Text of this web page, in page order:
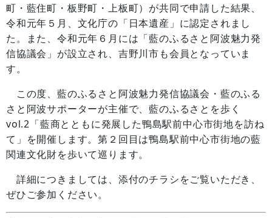
町・藍住町・板野町・上板町）が共同で申請した結果、
令和元年５月、文化庁の「日本遺産」に認定されまし
た。また、令和元年６月には「藍のふるさと阿波魅力発
信協議会」が設立され、吉野川市も会員となっていま
す。
この度、藍のふるさと阿波魅力発信協議会・藍のふる
さと阿波サポーターが主催で、藍のふるさとを歩く
vol.2「藍商とともに発展した鴨島駅前中心市街地を訪ね
て」を開催します。第２回目は鴨島駅前中心市街地の藍
関連文化財を歩いて巡ります。
詳細につきましては、添付のチラシをご覧いただき、
ぜひご参加ください。